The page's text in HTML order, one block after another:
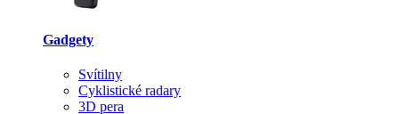
Gadgety
Svítilny
Cyklistické radary
3D pera